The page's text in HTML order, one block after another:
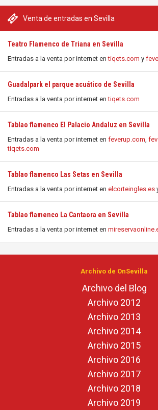
Venta de entradas en Sevilla
Teatro Flamenco de Triana en Sevilla
Entradas a la venta por internet entiqets.com y
Guadalpark el parque acuático de Sevilla
Entradas a la venta por internet entiqets.com
Tablao flamenco El Palacio Andaluz en Sevilla
Entradas a la venta por internet en feverup.com,
tiqets.com
Tablao flamenco Las Setas en Sevilla
Entradas a la venta por internet en elcorteingles.es
Tablao flamenco La Cantaora en Sevilla
Entradas a la venta por internet en
Archivo de OnSevilla
Archivo del Blog
Archivo 2012
Archivo 2013
Archivo 2014
Archivo 2015
Archivo 2016
Archivo 2017
Archivo 2018
Archivo 2019